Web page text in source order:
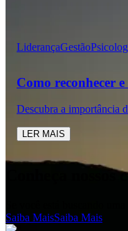
LiderançaGestão
Como reconhecer
Descubra a importância
LER MAIS
Conheça nossos
Se você está buscando
Saiba MaisSaiba Mais